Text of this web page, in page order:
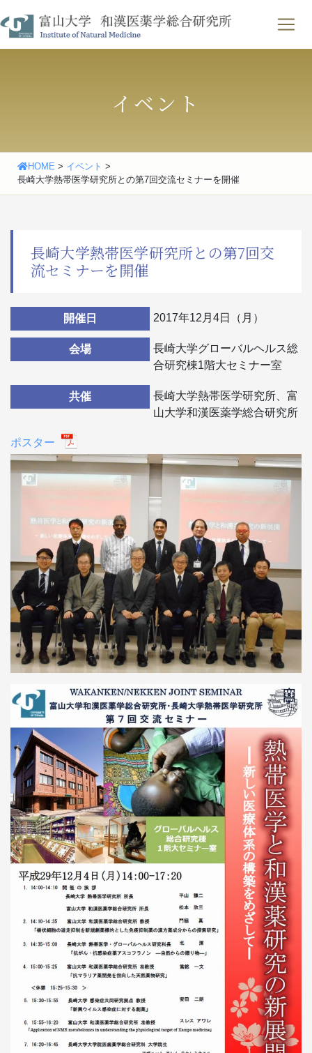
to
content
せ ｜ English
イベント
HOME > イベント >
長崎大学熱帯医学研究所との第7回交流セミナーを開催
長崎大学熱帯医学研究所との第7回交
流セミナーを開催
開催日 2017年12月4日（月）
会場
長崎大学グローバルヘルス総
合研究棟1階大セミナー室
共催
長崎大学熱帯医学研究所、富
山大学和漢医薬学総合研究所
ポスター